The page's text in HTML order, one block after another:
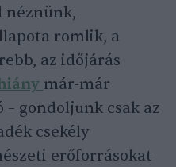
néznünk,
romlik, a
az időjárás
már-már
gondoljunk csak az
csekély
erőforrásokat